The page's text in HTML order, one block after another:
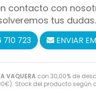
VAQUERA con 30,00% de
€). Stock del producto según
contacto con
tus dudas.
710 723 ENVIAR